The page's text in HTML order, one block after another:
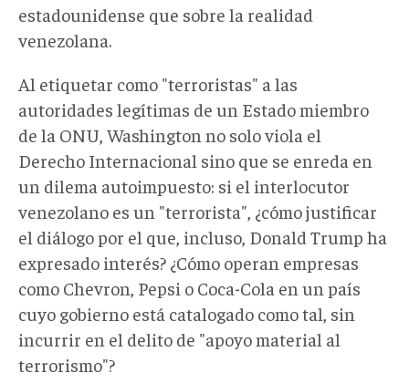
estadounidense que sobre la realidad
venezolana.
Al etiquetar como "terroristas" a las
autoridades legítimas de un Estado miembro
de la ONU, Washington no solo viola el
Derecho Internacional sino que se enreda en
un dilema autoimpuesto: si el interlocutor
venezolano es un "terrorista", ¿cómo justificar
el diálogo por el que, incluso, Donald Trump ha
expresado interés? ¿Cómo operan empresas
como Chevron, Pepsi o Coca-Cola en un país
cuyo gobierno está catalogado como tal, sin
incurrir en el delito de "apoyo material al
terrorismo"?